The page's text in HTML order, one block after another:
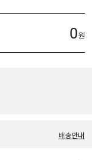
0원
배송안내